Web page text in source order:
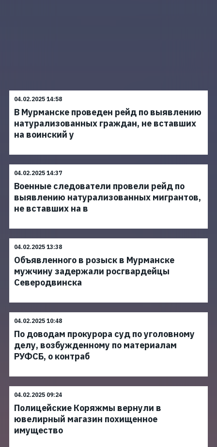
04.02.2025 14:58
В Мурманске проведен рейд по выявлению
натурализованных граждан, не вставших
на воинский у
04.02.2025 14:37
Военные следователи провели рейд по
выявлению натурализованных мигрантов,
не вставших на в
04.02.2025 13:38
Объявленного в розыск в Мурманске
мужчину задержали росгвардейцы
Северодвинска
04.02.2025 10:48
По доводам прокурора суд по уголовному
делу, возбужденному по материалам
РУФСБ, о контраб
04.02.2025 09:24
Полицейские Коряжмы вернули в
ювелирный магазин похищенное
имущество